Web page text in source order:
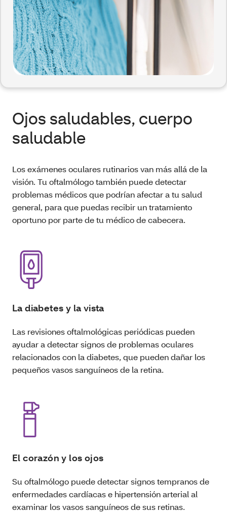
Ojos saludables, cuerpo
saludable
Los exámenes oculares rutinarios van más allá de la
visión. Tu oftalmólogo también puede detectar
problemas médicos que podrían afectar a tu salud
general, para que puedas recibir un tratamiento
oportuno por parte de tu médico de cabecera.
La diabetes y la vista
Las revisiones oftalmológicas periódicas pueden
ayudar a detectar signos de problemas oculares
relacionados con la diabetes, que pueden dañar los
pequeños vasos sanguíneos de la retina.
El corazón y los ojos
Su oftalmólogo puede detectar signos tempranos de
enfermedades cardíacas e hipertensión arterial al
examinar los vasos sanguíneos de sus retinas.